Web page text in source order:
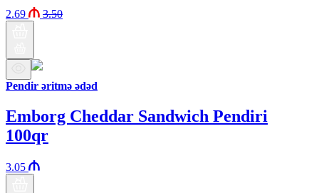
2.69 3.50
Pendir əritmə ədəd
Emborg Cheddar Sandwich Pendiri
100qr
3.05